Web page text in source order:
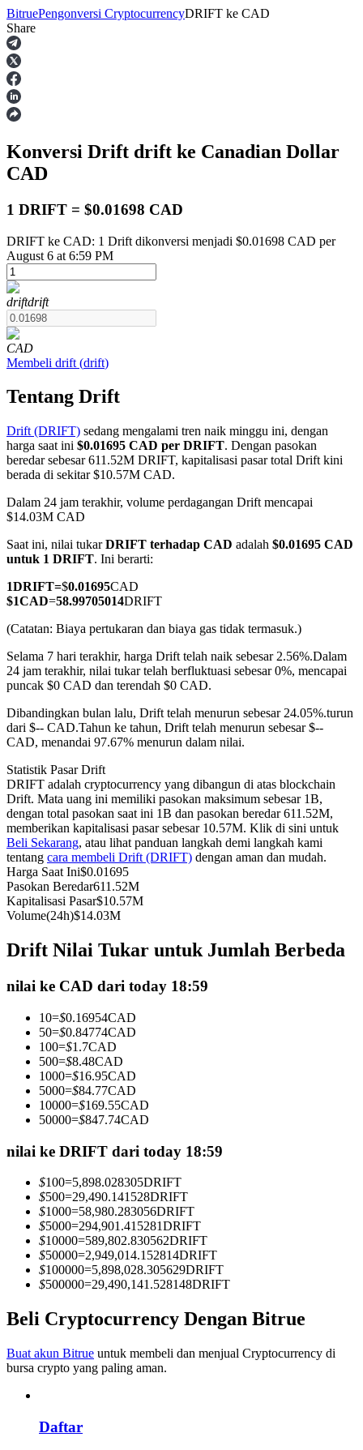
Berjangka
USDT Berjangka
COIN-M Berjangka
Mata Uang Kripto Berjangka
TradFi
Derivatif saham, forex, logam mulia, dan komoditas
USDC Berjangka
Kontrak berjangka menggunakan USDC sebagai jaminannya
Copy Trading
Menjadi Pedagang Salinan
Nikmati pembagian keuntungan dan komisi copy trading
Analisis data besar termasuk info perdagangan, dll.
BitruePengonversi CryptocurrencyDRIFT ke CAD
Share
Konversi Drift drift ke Canadian Dollar
CAD
1 DRIFT = $0.01698 CAD
DRIFT ke CAD: 1 Drift dikonversi menjadi $0.01698 CAD per
August 6 at 6:59 PM
driftdrift
CAD
Membeli drift (drift)
Tentang Drift
Drift (DRIFT) sedang mengalami tren naik minggu ini, dengan
harga saat ini $0.01695 CAD per DRIFT. Dengan pasokan
beredar sebesar 611.52M DRIFT, kapitalisasi pasar total Drift kini
berada di sekitar $10.57M CAD.
Dalam 24 jam terakhir, volume perdagangan Drift mencapai
$14.03M CAD
Saat ini, nilai tukarDRIFT terhadap CAD adalah $0.01695 CAD
untuk 1 DRIFT. Ini berarti:
1DRIFT=$0.01695CAD
$1CAD=58.99705014DRIFT
(Catatan: Biaya pertukaran dan biaya gas tidak termasuk.)
Selama 7 hari terakhir, harga Drift telah naik sebesar 2.56%.Dalam
24 jam terakhir, nilai tukar telah berfluktuasi sebesar 0%, mencapai
puncak $0 CAD dan terendah $0 CAD.
Dibandingkan bulan lalu, Drift telah menurun sebesar 24.05%.turun
dari $-- CAD.Tahun ke tahun, Drift telah menurun sebesar $--
CAD, menandai 97.67% menurun dalam nilai.
Statistik Pasar Drift
DRIFT adalah cryptocurrency yang dibangun di atas blockchain
Drift. Mata uang ini memiliki pasokan maksimum sebesar 1B,
dengan total pasokan saat ini 1B dan pasokan beredar 611.52M,
memberikan kapitalisasi pasar sebesar 10.57M. Klik di sini untuk
Beli Sekarang, atau lihat panduan langkah demi langkah kami
tentang cara membeli Drift (DRIFT) dengan aman dan mudah.
Harga Saat Ini$0.01695
Pasokan Beredar611.52M
Kapitalisasi Pasar$10.57M
Volume(24h)$14.03M
Drift Nilai Tukar untuk Jumlah Berbeda
nilai ke CAD dari today 18:59
10=$0.16954CAD
50=$0.84774CAD
100=$1.7CAD
500=$8.48CAD
1000=$16.95CAD
5000=$84.77CAD
10000=$169.55CAD
50000=$847.74CAD
nilai ke DRIFT dari today 18:59
$100=5,898.028305DRIFT
$500=29,490.141528DRIFT
$1000=58,980.283056DRIFT
$5000=294,901.415281DRIFT
$10000=589,802.830562DRIFT
$50000=2,949,014.152814DRIFT
$100000=5,898,028.305629DRIFT
$500000=29,490,141.528148DRIFT
Beli Cryptocurrency Dengan Bitrue
Buat akun Bitrue untuk membeli dan menjual Cryptocurrency di
bursa crypto yang paling aman.
Daftar